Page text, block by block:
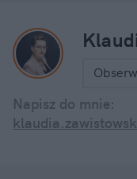
Napisz do mnie: